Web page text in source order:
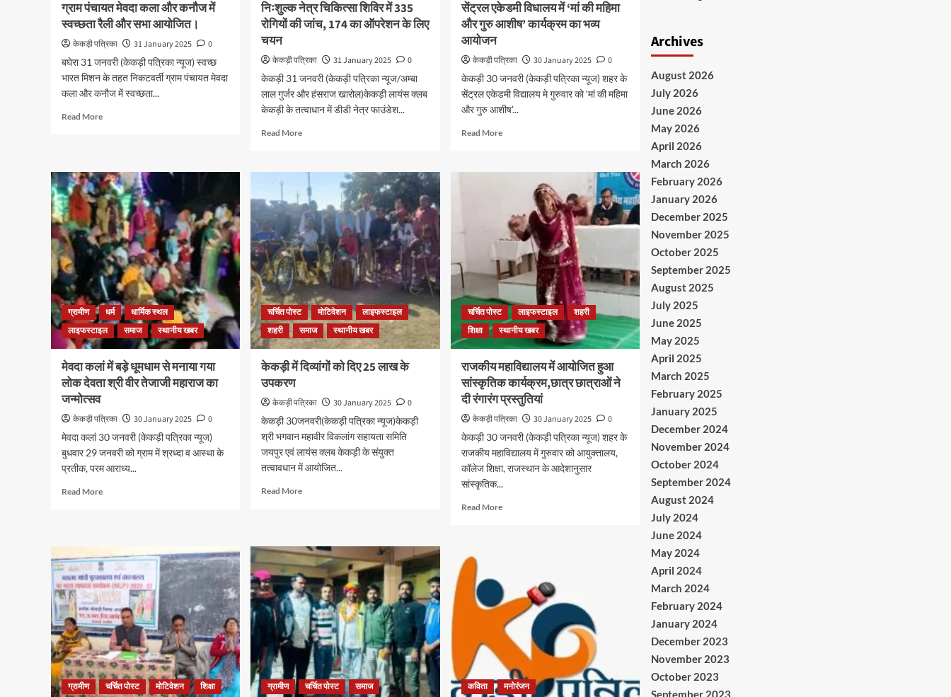
ग्राम पंचायत मेवदा कला और कनौज में
स्वच्छता रैली और सभा आयोजित।
केकड़ी पत्रिका 31 January 2025
0
बघेरा 31 जनवरी (केकड़ी पत्रिका न्यूज) स्वच्छ
भारत मिशन के तहत निकटवर्ती ग्राम पंचायत मेवदा
कला और कनौज में स्वच्छता...
Read More
निःशुल्क नेत्र चिकित्सा शिविर में 335
रोगियों की जांच, 174 का ऑपरेशन के लिए
चयन
केकड़ी पत्रिका 31 January 2025
0
केकड़ी 31 जनवरी (केकड़ी पत्रिका न्यूज/अम्बा
लाल गुर्जर और हंसराज खारोल)केकड़ी लायंस क्लब
केकड़ी के तत्वाधान में डीडी नेत्र फाउंडेश...
Read More
सेंट्रल एकेडमी विधालय में ‘मां की महिमा
और गुरु आशीष’ कार्यक्रम का भव्य
आयोजन
केकड़ी पत्रिका 30 January 2025
0
केकड़ी 30 जनवरी (केकड़ी पत्रिका न्यूज) शहर के
सेंट्रल एकेडमी विद्यालय मे गुरुवार को ‘मां की महिमा
और गुरु आशीष’...
Read More
ग्रामीण धर्म
धार्मिक स्थल
लाइफस्टाइल
समाज स्थानीय खबर
मेवदा कलां में बड़े धूमधाम से मनाया गया
लोक देवता श्री वीर तेजाजी महाराज का
जन्मोत्सव
केकड़ी पत्रिका 30 January 2025
0
मेवदा कलां 30 जनवरी (केकड़ी पत्रिका न्यूज)
बुधवार 29 जनवरी को ग्राम में श्रध्दा व आस्था के
प्रतीक, परम आराध्य...
Read More
चर्चित पोस्ट मोटिवेशन
लाइफस्टाइल
शहरी
समाज स्थानीय खबर
केकड़ी में दिव्यांगों को दिए 25 लाख के
उपकरण
केकड़ी पत्रिका 30 January 2025
0
केकड़ी 30जनवरी(केकड़ी पत्रिका न्यूज)केकड़ी
श्री भगवान महावीर विकलांग सहायता समिति
जयपुर एवं लायंस क्लब केकड़ी के संयुक्त
तत्वावधान में आयोजित...
Read More
चर्चित पोस्ट लाइफस्टाइल
शहरी
शिक्षा
स्थानीय खबर
राजकीय महाविद्यालय में आयोजित हुआ
सांस्कृतिक कार्यक्रम,छात्र छात्राओं ने
दी रंगारंग प्रस्तुतियां
केकड़ी पत्रिका 30 January 2025
0
केकड़ी 30 जनवरी (केकड़ी पत्रिका न्यूज) शहर के
राजकीय महाविद्यालय में गुरुवार को आयुक्तालय,
कॉलेज शिक्षा, राजस्थान के आदेशानुसार
सांस्कृतिक...
Read More
ग्रामीण चर्चित पोस्ट मोटिवेशन
शिक्षा
ग्रामीण चर्चित पोस्ट
समाज
कविता
मनोरंजन
Archives
August 2026
July 2026
June 2026
May 2026
April 2026
March 2026
February 2026
January 2026
December 2025
November 2025
October 2025
September 2025
August 2025
July 2025
June 2025
May 2025
April 2025
March 2025
February 2025
January 2025
December 2024
November 2024
October 2024
September 2024
August 2024
July 2024
June 2024
May 2024
April 2024
March 2024
February 2024
January 2024
December 2023
November 2023
October 2023
September 2023